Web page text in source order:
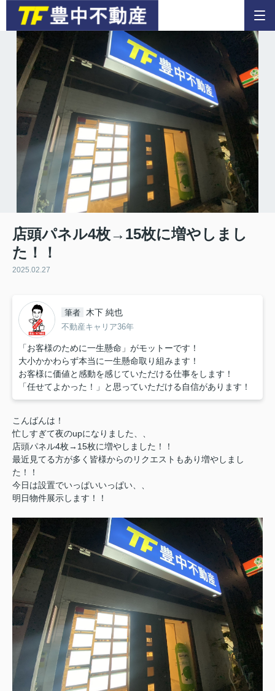
店頭パネル4枚→15枚に増やしまし
た！！
2025.02.27
筆者 木下 純也
不動産キャリア36年
「お客様のために一生懸命」がモットーです！
大小かかわらず本当に一生懸命取り組みます！
お客様に価値と感動を感じていただける仕事をします！
「任せてよかった！」と思っていただける自信があります！
こんばんは！
忙しすぎて夜のupになりました、、
店頭パネル4枚→15枚に増やしました！！
最近見てる方が多く皆様からのリクエストもあり増やしまし
た！！
今日は設置でいっぱいいっぱい、、
明日物件展示します！！